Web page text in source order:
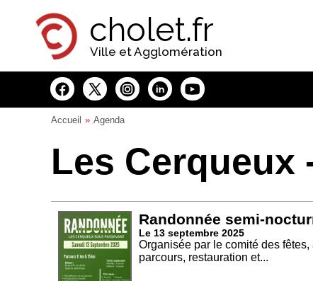
cholet.fr
Ville et Agglomération
Accueil Agenda
Les Cerqueux
Randonnée semi-
Le 13 septembre 2025
Organisée par le comité des
parcours, restauration et...